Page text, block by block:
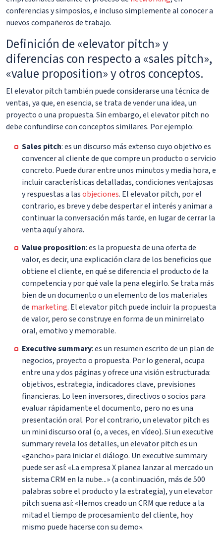
conferencias y simposios, e incluso simplemente al conocer a
nuevos compañeros de trabajo.
Definición de «elevator pitch» y
diferencias con respecto a «sales pitch»,
«value proposition» y otros conceptos.
El elevator pitch también puede considerarse una técnica de
ventas, ya que, en esencia, se trata de vender una idea, un
proyecto o una propuesta. Sin embargo, el elevator pitch no
debe confundirse con conceptos similares. Por ejemplo:
Sales pitch: es un discurso más extenso cuyo objetivo es
convencer al cliente de que compre un producto o servicio
concreto. Puede durar entre unos minutos y media hora, e
incluir características detalladas, condiciones ventajosas
y respuestas a lasobjeciones. El elevator pitch, por el
contrario, es breve y debe despertar el interés y animar a
continuar la conversación más tarde, en lugar de cerrar la
venta aquí y ahora.
Value proposition: es la propuesta de una oferta de
valor, es decir, una explicación clara de los beneficios que
obtiene el cliente, en qué se diferencia el producto de la
competencia y por qué vale la pena elegirlo. Se trata más
bien de un documento o un elemento de los materiales
de marketing. El elevator pitch puede incluir la propuesta
de valor, pero se construye en forma de un minirrelato
oral, emotivo y memorable.
Executive summary: es un resumen escrito de un plan de
negocios, proyecto o propuesta. Por lo general, ocupa
entre una y dos páginas y ofrece una visión estructurada:
objetivos, estrategia, indicadores clave, previsiones
financieras. Lo leen inversores, directivos o socios para
evaluar rápidamente el documento, pero no es una
presentación oral. Por el contrario, un elevator pitch es
un mini discurso oral (o, a veces, en vídeo). Si un executive
summary revela los detalles, un elevator pitch es un
«gancho» para iniciar el diálogo. Un executive summary
puede ser así: «La empresa X planea lanzar al mercado un
sistema CRM en la nube...» (a continuación, más de 500
palabras sobre el producto y la estrategia), y un elevator
pitch suena así: «Hemos creado un CRM que reduce a la
mitad el tiempo de procesamiento del cliente, hoy
mismo puede hacerse con su demo».